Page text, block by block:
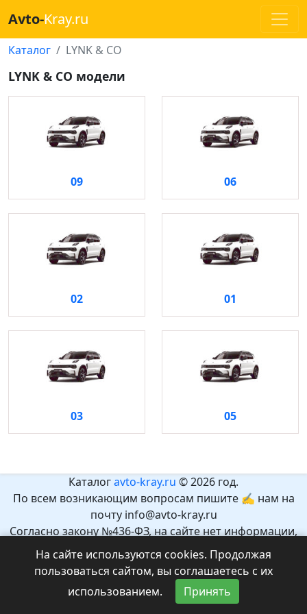
Avto-Kray.ru
Каталог LYNK & CO
LYNK & CO модели
09 06
02 01
03 05
Каталогavto-kray.ru © 2026 год.
По всем возникающим вопросам пишите ✍ нам на
почту info@avto-kray.ru
Согласно закону №436-ФЗ, на сайте нет информации,
которая может причинить вред здоровью и развитию
Рекомендуемый возраст 12+.
На сайте используются cookies. Продолжая
пользоваться сайтом, вы соглашаетесь с их
использованием.
Принять